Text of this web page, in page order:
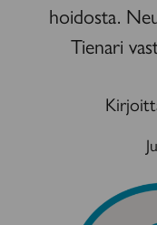
hoidosta.
Tienari